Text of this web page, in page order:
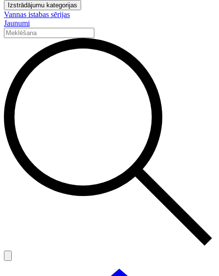
Izstrādājumu kategorijas
Vannas istabas sērijas
Jaunumi